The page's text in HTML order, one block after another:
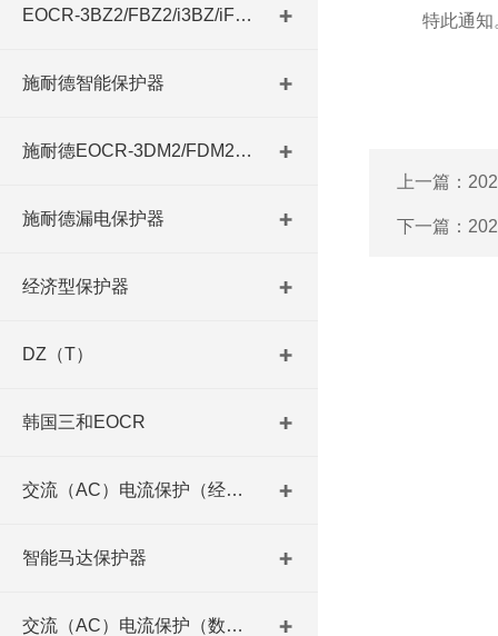
EOCR-3BZ2/FBZ2/i3BZ/iFBZ
施耐德智能保护器
施耐德EOCR-3DM2/FDM2系列
施耐德漏电保护器
经济型保护器
DZ（T）
韩国三和EOCR
交流（AC）电流保护（经济型）
智能马达保护器
交流（AC）电流保护（数码型）
特此通知
上一篇：
下一篇：